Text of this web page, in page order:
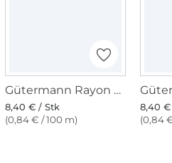
Gütermann Rayon 40 Maschinenstickgarn 1000 m, blau
8,40 € / Stk
(0,84 € / 100 m)
8,40
(0,84